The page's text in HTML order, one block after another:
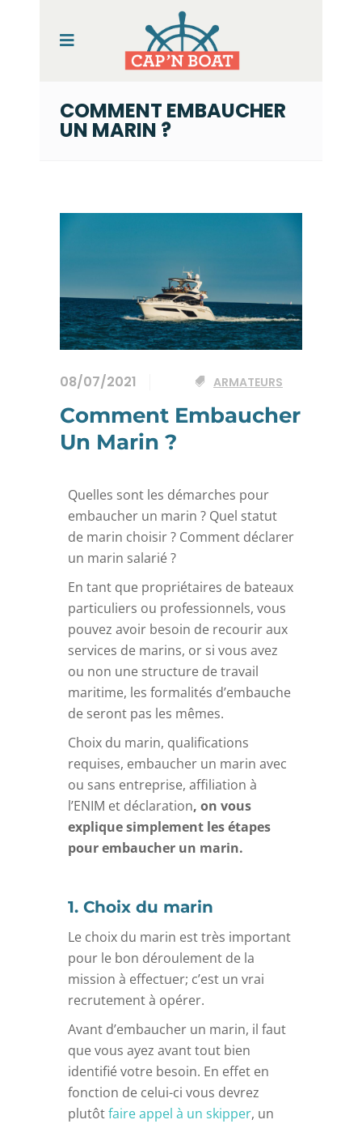
COMMENT EMBAUCHER
UN MARIN ?
08/07/2021 ARMATEURS
Comment Embaucher
Un Marin ?
Quelles sont les démarches pour
embaucher un marin ? Quel statut
de marin choisir ? Comment déclarer
un marin salarié ?
En tant que propriétaires de bateaux
particuliers ou professionnels, vous
pouvez avoir besoin de recourir aux
services de marins, or si vous avez
ou non une structure de travail
maritime, les formalités d’embauche
de seront pas les mêmes.
Choix du marin, qualifications
requises, embaucher un marin avec
ou sans entreprise, affiliation à
l’ENIM et déclaration, on vous
explique simplement les étapes
pour embaucher un marin.
1. Choix du marin
Le choix du marin est très important
pour le bon déroulement de la
mission à effectuer; c’est un vrai
recrutement à opérer.
Avant d’embaucher un marin, il faut
que vous ayez avant tout bien
identifié votre besoin. En effet en
fonction de celui-ci vous devrez
plutôtfaire appel à un skipper, un